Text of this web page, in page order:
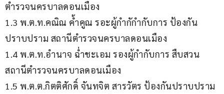
ตำรวจนครบาลดอนเมือง
1.3 พ.ต.ท.คณิณ ค้ำคูณ รอะผู้กำกักำกับการ ป้องกัน
ปราบปราม สถานีตำรวจนครบาลดอนเมือง
1.4 พ.ต.ท.อำนาจ ฉ่ำชะเอม รองผู้กำกับการ สืบสวน
สถานีตำรวจนครบาลดอนเมือง
1.5 พ.ต.ต.กิตติศักดิ์ จันทจิต สารวัตร ป้องกันปราบปราม